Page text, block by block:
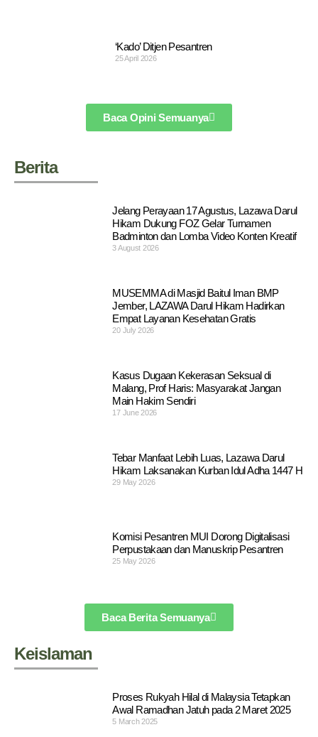
‘Kado’ Ditjen Pesantren
25 April 2026
Baca Opini Semuanya
Berita
Jelang Perayaan 17 Agustus, Lazawa Darul
Hikam Dukung FOZ Gelar Turnamen
Badminton dan Lomba Video Konten Kreatif
3 August 2026
MUSEMMA di Masjid Baitul Iman BMP
Jember, LAZAWA Darul Hikam Hadirkan
Empat Layanan Kesehatan Gratis
20 July 2026
Kasus Dugaan Kekerasan Seksual di
Malang, Prof Haris: Masyarakat Jangan
Main Hakim Sendiri
17 June 2026
Tebar Manfaat Lebih Luas, Lazawa Darul
Hikam Laksanakan Kurban Idul Adha 1447 H
29 May 2026
Komisi Pesantren MUI Dorong Digitalisasi
Perpustakaan dan Manuskrip Pesantren
25 May 2026
Baca Berita Semuanya
Keislaman
Proses Rukyah Hilal di Malaysia Tetapkan
Awal Ramadhan Jatuh pada 2 Maret 2025
5 March 2025